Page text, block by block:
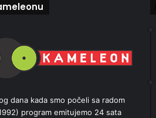
dana kada smo počeli sa radom
program emitujemo 24 sata